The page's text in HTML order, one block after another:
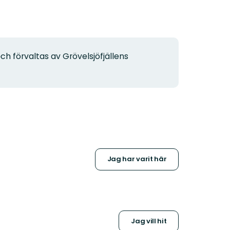
förvaltas av Grövelsjöfjällens
Jag har varit här
Jag vill hit